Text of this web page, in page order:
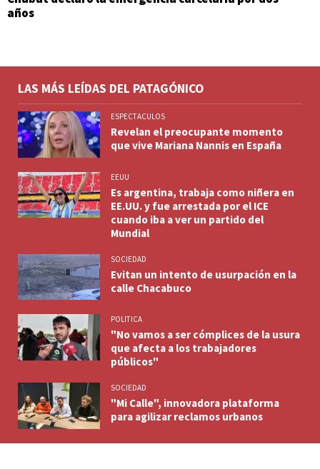
años
LAS MÁS LEÍDAS DEL PATAGÓNICO
ESPECTACULOS
Revelan el preocupante momento
que vive Mariana Nannis en España
EEUU
Es argentina, trabaja como niñera en
EE.UU. y fue arrestada por el ICE
cuando iba a ver un partido del
Mundial
SOCIEDAD
Evitan un intento de usurpación en la
calle Chacabuco
POLITICA
"No vamos a ser cómplices de la usura
que afecta a los trabajadores
públicos"
SOCIEDAD
"Mi Calle", innovadora plataforma
para agilizar reclamos urbanos